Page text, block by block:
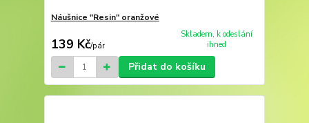
Náušnice "Resin" oranžové
139 Kč/pár
Skladem, k odeslání
ihned
Přidat do košíku